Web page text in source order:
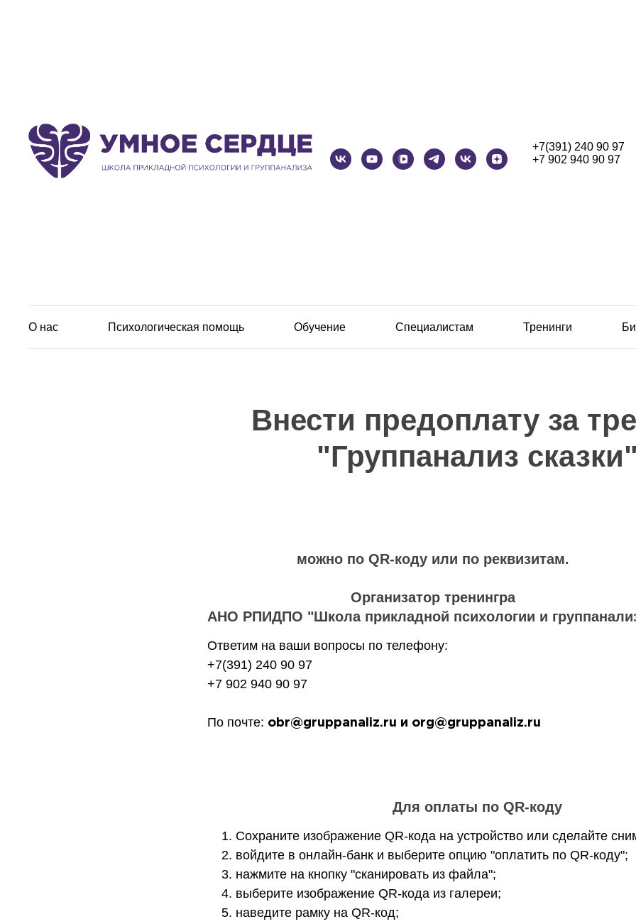
+7(391) 240 90 97
+7 902 940 90 97
О нас Психологическая помощь Обучение Специалистам Тренинги
Внести предоплату за
"Группанализ
можно по QR-коду или по реквизитам.
Организатор тренингра
АНО РПИДПО "Школа прикладной психологии и
Ответим на ваши вопросы по телефону:
+7(391) 240 90 97
+7 902 940 90 97
По почте: obr@gruppanaliz.ru и org@gruppanaliz.ru
Для оплаты по QR-коду
Сохраните изображение QR-кода на устройство или сделайте
войдите в онлайн-банк и выберите опцию "оплатить по QR-коду";
нажмите на кнопку "сканировать из файла";
выберите изображение QR-кода из галереи;
наведите рамку на QR-код;